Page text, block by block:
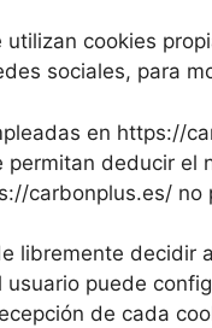
utilizan cookies
sociales, para
en https://
permitan deducir el
carbonplus.es/
libremente decidir
usuario puede
de cada